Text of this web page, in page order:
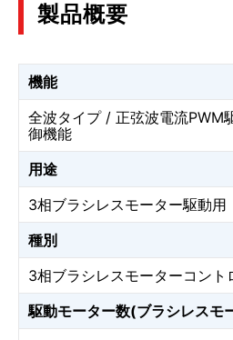
製品概要
機能
全波タイプ / 正弦波電流PWM
御機能
用途
3相ブラシレスモーター駆動用
種別
3相ブラシレスモーターコント
駆動モーター数(ブラシレスモ